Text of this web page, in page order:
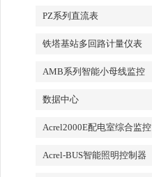
PZ系列直流表
铁塔基站多回路计量仪表
AMB系列智能小母线监控
数据中心
Acrel2000E配电室综合监控
Acrel-BUS智能照明控制器